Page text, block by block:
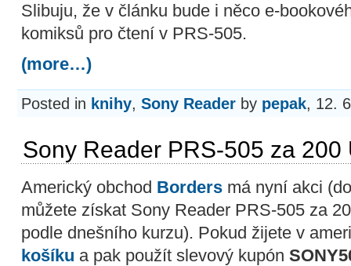
Slibuju, že v článku bude i něco e-
komiksů pro čtení v PRS-505.
(more…)
Posted in knihy, Sony Reader by pepak, 12.
Sony Reader PRS-505 za 200
Americký obchod Borders má nyní akci
můžete získat Sony Reader PRS-505 za
podle dnešního kurzu). Pokud žijete v
košíku a pak použít slevový kupón